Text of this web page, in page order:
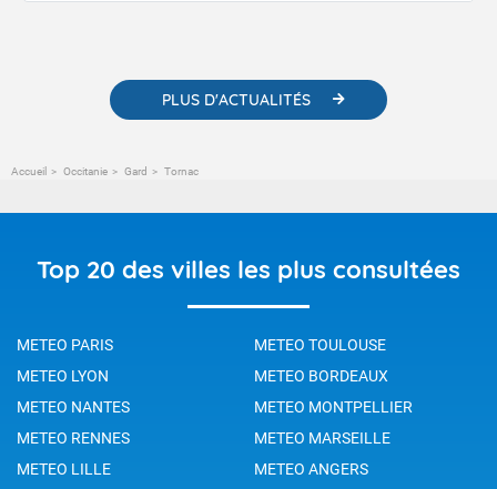
PLUS D'ACTUALITÉS
Accueil Occitanie Gard Tornac
Top 20 des villes les plus consultées
METEO PARIS
METEO TOULOUSE
METEO LYON
METEO BORDEAUX
METEO NANTES
METEO MONTPELLIER
METEO RENNES
METEO MARSEILLE
METEO LILLE
METEO ANGERS